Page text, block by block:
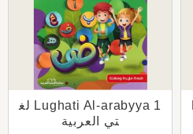
Lughati Al-arabyya 1 لغ
تي العربية